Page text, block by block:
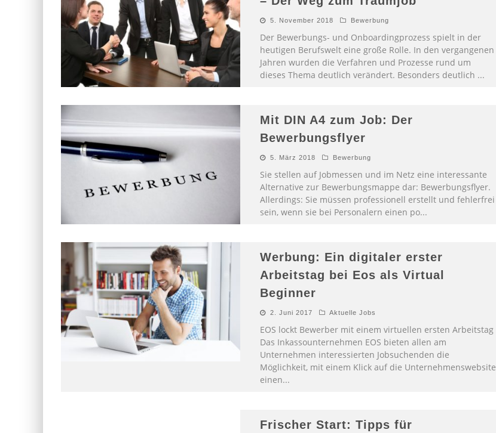
5. November 2018 Bewerbung
Der Bewerbungs- und Onboardingprozess spielt in der
heutigen Berufswelt eine große Rolle. In den vergangenen
Jahren wurden die Verfahren und Prozesse rund um
dieses Thema deutlich verändert. Besonders deutlich ...
Mit DIN A4 zum Job: Der
Bewerbungsflyer
5. März 2018 Bewerbung
Sie stellen auf Jobmessen und im Netz eine interessante
Alternative zur Bewerbungsmappe dar: Bewerbungsflyer.
Allerdings: Sie müssen professionell erstellt und fehlerfrei
sein, wenn sie bei Personalern einen po...
Werbung: Ein digitaler erster
Arbeitstag bei Eos als Virtual
Beginner
2. Juni 2017 Aktuelle Jobs
EOS lockt Bewerber mit einem virtuellen ersten Arbeitstag
Das Inkassounternehmen EOS bieten allen am
Unternehmen interessierten Jobsuchenden die
Möglichkeit, mit einem Klick auf die Unternehmenswebsite
einen...
Frischer Start: Tipps für